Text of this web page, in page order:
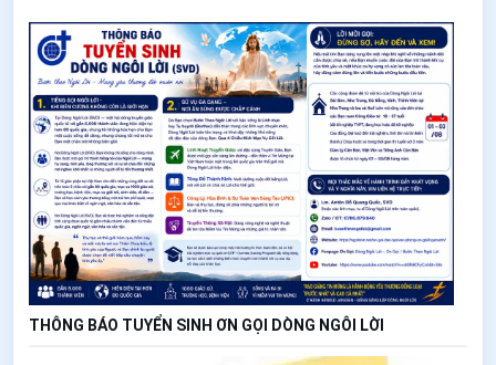
THÔNG BÁO TUYỂN SINH ƠN GỌI DÒNG NGÔI LỜI